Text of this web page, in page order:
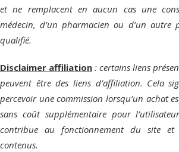
et ne remplacent en aucun cas une
médecin, d’un pharmacien ou d’un autre
qualifié.
Disclaimer affiliation : certains liens
peuvent être des liens d’affiliation. Cela
percevoir une commission lorsqu’un achat
sans coût supplémentaire pour
contribue au fonctionnement du site
contenus.